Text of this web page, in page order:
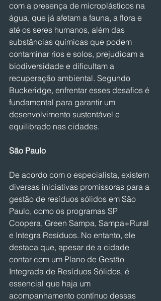
com a presença de microplásticos na
água, que já afetam a fauna, a flora e
até os seres humanos, além das
substâncias químicas que podem
contaminar rios e solos, prejudicam a
biodiversidade e dificultam a
recuperação ambiental. Segundo
Buckeridge, enfrentar esses desafios é
fundamental para garantir um
desenvolvimento sustentável e
equilibrado nas cidades.
São Paulo
De acordo com o especialista, existem
diversas iniciativas promissoras para a
gestão de resíduos sólidos em São
Paulo, como os programas SP
Coopera, Green Sampa, Sampa+Rural
e Integra Resíduos. No entanto, ele
destaca que, apesar de a cidade
contar com um Plano de Gestão
Integrada de Resíduos Sólidos, é
essencial que haja um
acompanhamento contínuo dessas